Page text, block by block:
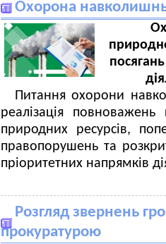
Охорона
Питання охорони
реалізація
природних ресурсів,
правопорушень та
пріоритетних напрямків
Розгляд звернень
прокуратурою